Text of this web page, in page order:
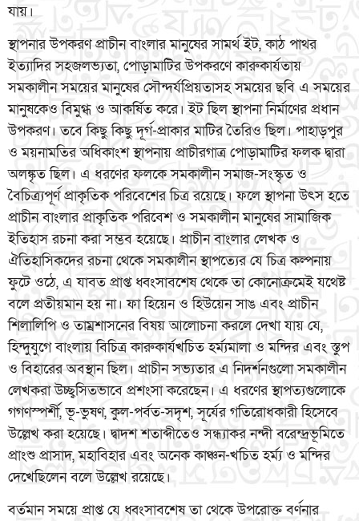
যায়।
স্থাপনার উপকরণ প্রাচীন বাংলার মানুষের সামর্থ ইট, কাঠ পাথর
ইত্যাদির সহজলভ্যতা, পোড়ামাটির উপকরণে কারুকার্যতায়
সমকালীন সময়ের মানুষের সৌন্দর্যপ্রিয়তাসহ সময়ের ছবি এ সময়ের
মানুষকেও বিমুগ্ধ ও আকর্ষিত করে। ইট ছিল স্থাপনা নির্মাণের প্রধান
উপকরণ। তবে কিছু কিছু দূর্গ-প্রাকার মাটির তৈরিও ছিল। পাহাড়পুর
ও ময়নামতির অধিকাংশ স্থাপনায় প্রাচীরগাত্র পোড়ামাটির ফলক দ্বারা
অলঙ্কৃত ছিল। এ ধরণের ফলকে সমকালীন সমাজ-সংস্কৃত ও
বৈচিত্র্যপূর্ণ প্রাকৃতিক পরিবেশের চিত্র রয়েছে। ফলে স্থাপনা উৎস হতে
প্রাচীন বাংলার প্রাকৃতিক পরিবেশ ও সমকালীন মানুষের সামাজিক
ইতিহাস রচনা করা সম্ভব হয়েছে। প্রাচীন বাংলার লেখক ও
ঐতিহাসিকদের রচনা থেকে সমকালীন স্থাপত্যের যে চিত্র কল্পনায়
ফুটে ওঠে, এ যাবত প্রাপ্ত ধ্বংসাবশেষ থেকে তা কোনোক্রমেই যথেষ্ট
বলে প্রতীয়মান হয় না। ফা হিয়েন ও হিউয়েন সাঙ এবং প্রাচীন
শিলালিপি ও তাম্রশাসনের বিষয় আলোচনা করলে দেখা যায় যে,
হিন্দুযুগে বাংলায় বিচিত্র কারুকার্যখচিত হর্ম্যমালা ও মন্দির এবং স্তুপ
ও বিহারের অবস্থান ছিল। প্রাচীন সভ্যতার এ নিদর্শনগুলো সমকালীন
লেখকরা উচ্ছ্বসিতভাবে প্রশংসা করেছেন। এ ধরণের স্থাপত্যগুলোকে
গগণস্পর্শী, ভূ-ভুষণ, কুল-পর্বত-সদৃশ, সূর্যের গতিরোধকারী হিসেবে
উল্লেখ করা হয়েছে। দ্বাদশ শতাব্দীতেও সন্ধ্যাকর নন্দী বরেন্দ্রভূমিতে
প্রাংশু প্রাসাদ, মহাবিহার এবং অনেক কাঞ্চন-খচিত হর্ম্য ও মন্দির
দেখেছিলেন বলে উল্লেখ রয়েছে।
বর্তমান সময়ে প্রাপ্ত যে ধ্বংসাবশেষ তা থেকে উপরোক্ত বর্ণনার